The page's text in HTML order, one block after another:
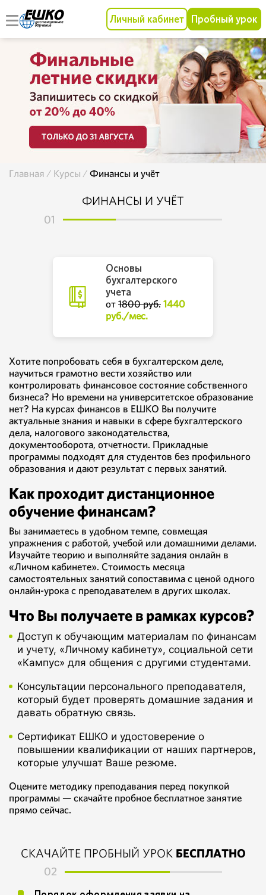
Личный кабинет Пробный урок
Главная Курсы Финансы и учёт
ФИНАНСЫ И УЧЁТ
01
Основы
бухгалтерского
учета
от1800 руб.1440
руб./мес.
Хотите попробовать себя в бухгалтерском деле,
научиться грамотно вести хозяйство или
контролировать финансовое состояние собственного
бизнеса? Но времени на университетское образование
нет? На курсах финансов в ЕШКО Вы получите
актуальные знания и навыки в сфере бухгалтерского
дела, налогового законодательства,
документооборота, отчетности. Прикладные
программы подходят для студентов без профильного
образования и дают результат с первых занятий.
Как проходит дистанционное
обучение финансам?
Вы занимаетесь в удобном темпе, совмещая
упражнения с работой, учебой или домашними делами.
Изучайте теорию и выполняйте задания онлайн в
«Личном кабинете». Стоимость месяца
самостоятельных занятий сопоставима с ценой одного
онлайн-урока с преподавателем в других школах.
Что Вы получаете в рамках курсов?
Доступ к обучающим материалам по финансам
и учету, «Личному кабинету», социальной сети
«Кампус» для общения с другими студентами.
Консультации персонального преподавателя,
который будет проверять домашние задания и
давать обратную связь.
Сертификат ЕШКО и удостоверение о
повышении квалификации от наших партнеров,
которые улучшат Ваше резюме.
Оцените методику преподавания перед покупкой
программы — скачайте пробное бесплатное занятие
прямо сейчас.
СКАЧАЙТЕ ПРОБНЫЙ УРОК БЕСПЛАТНО
02